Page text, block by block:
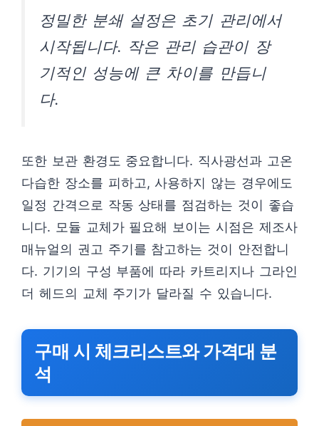
정밀한 분쇄 설정은 초기 관리에서
시작됩니다. 작은 관리 습관이 장
기적인 성능에 큰 차이를 만듭니
다.
또한 보관 환경도 중요합니다. 직사광선과 고온
다습한 장소를 피하고, 사용하지 않는 경우에도
일정 간격으로 작동 상태를 점검하는 것이 좋습
니다. 모듈 교체가 필요해 보이는 시점은 제조사
매뉴얼의 권고 주기를 참고하는 것이 안전합니
다. 기기의 구성 부품에 따라 카트리지나 그라인
더 헤드의 교체 주기가 달라질 수 있습니다.
구매 시 체크리스트와 가격대 분
석